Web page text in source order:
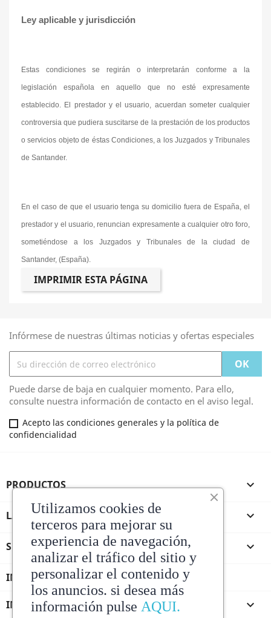
Ley aplicable y jurisdicción
Estas condiciones se regirán o interpretarán conforme a la
legislación española en aquello que no esté expresamente
establecido. El prestador y el usuario, acuerdan someter cualquier
controversia que pudiera suscitarse de la prestación de los productos
o servicios objeto de éstas Condiciones, a los Juzgados y Tribunales
de Santander.
En el caso de que el usuario tenga su domicilio fuera de España, el
prestador y el usuario, renuncian expresamente a cualquier otro foro,
sometiéndose a los Juzgados y Tribunales de la ciudad de
Santander, (España).
Infórmese de nuestras últimas noticias y ofertas especiales
Puede darse de baja en cualquier momento. Para ello,
consulte nuestra información de contacto en el aviso legal.
Acepto las condiciones generales y la política de
confidencialidad
PRODUCTOS 
LA TIENDA DE ANDRES 
SU CUENTA 
INFORMACIÓN DE LA TIENDA
INFORMACIÓN 
Utilizamos cookies de
terceros para mejorar su
experiencia de navegación,
analizar el tráfico del sitio y
personalizar el contenido y
los anuncios. si desea más
información pulse AQUI.